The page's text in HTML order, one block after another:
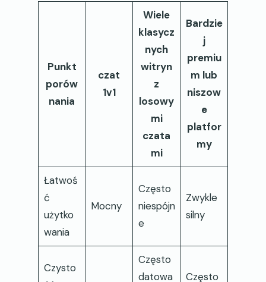
Punkt
porów
nania
czat
1v1
Wiele
klasycz
nych
witryn
z
losowy
mi
czata
mi
Bardzie
j
premiu
m lub
niszow
e
platfor
my
Łatwoś
ć
użytko
wania
Mocny
Często
niespójn
e
Zwykle
silny
Czysto
Często
datowa
Często